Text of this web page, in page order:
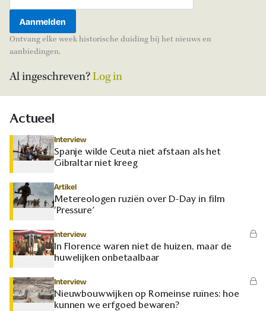
Ontvang elke week historische duiding bij het nieuws en
aanbiedingen.
Al ingeschreven?Log in
Actueel
Interview
Spanje wilde Ceuta niet afstaan als het
Gibraltar niet kreeg
Artikel
Metereologen ruziën over D-Day in film
‘Pressure’
Interview
In Florence waren niet de huizen, maar de
huwelijken onbetaalbaar
Interview
Nieuwbouwwijken op Romeinse ruïnes: hoe
kunnen we erfgoed bewaren?